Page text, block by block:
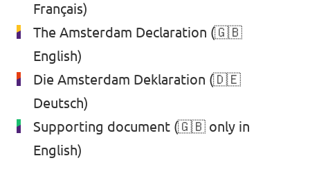
Français)
The Amsterdam Declaration (🇬🇧
English)
Die Amsterdam Deklaration (🇩🇪
Deutsch)
Supporting document (🇬🇧 only in
English)